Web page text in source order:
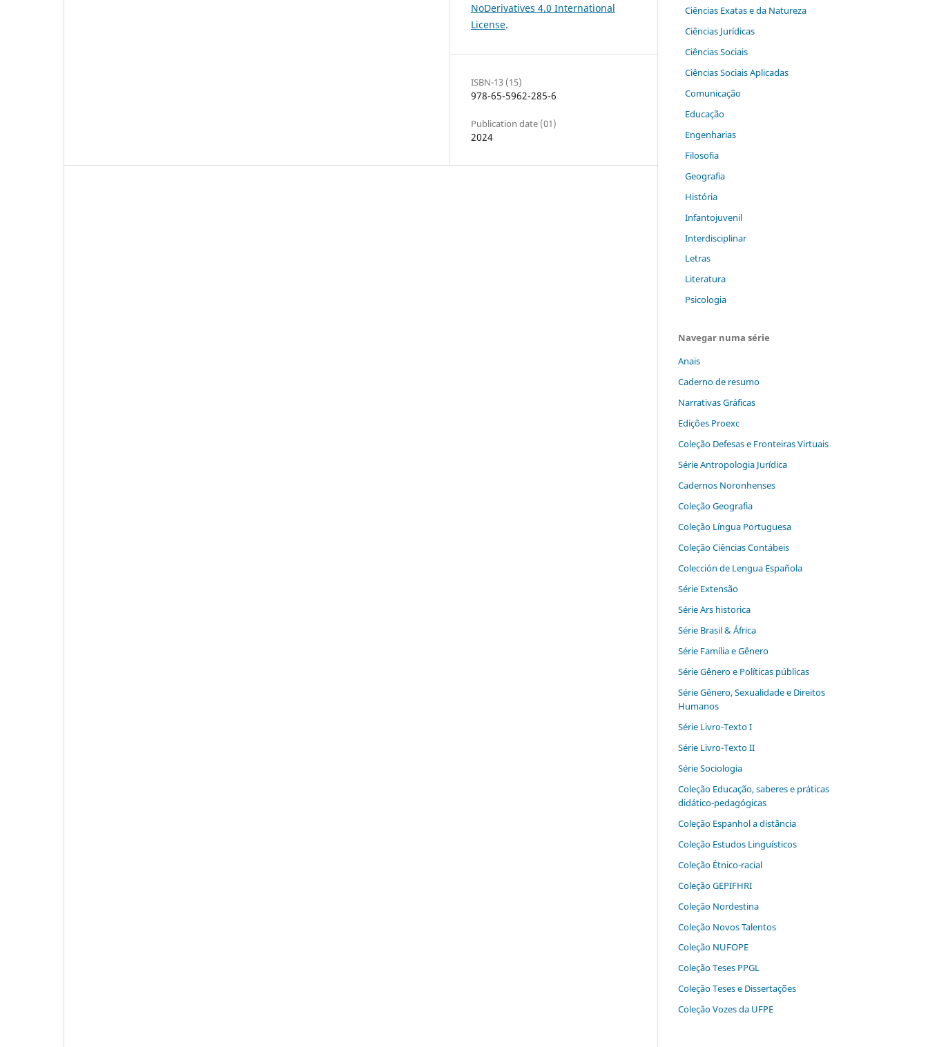
NoDerivatives 4.0 International
License.
ISBN-13 (15)
978-65-5962-285-6
Publication date (01)
2024
Ciências Exatas e da Natureza
Ciências Jurídicas
Ciências Sociais
Ciências Sociais Aplicadas
Comunicação
Educação
Engenharias
Filosofia
Geografia
História
Infantojuvenil
Interdisciplinar
Letras
Literatura
Psicologia
Navegar numa série
Anais
Caderno de resumo
Narrativas Gráficas
Edições Proexc
Coleção Defesas e Fronteiras Virtuais
Série Antropologia Jurídica
Cadernos Noronhenses
Coleção Geografia
Coleção Língua Portuguesa
Coleção Ciências Contábeis
Colección de Lengua Española
Série Extensão
Série Ars historica
Série Brasil & África
Série Família e Gênero
Série Gênero e Políticas públicas
Série Gênero, Sexualidade e Direitos
Humanos
Série Livro-Texto I
Série Livro-Texto II
Série Sociologia
Coleção Educação, saberes e práticas
didático-pedagógicas
Coleção Espanhol a distˆância
Coleção Estudos Linguísticos
Coleção Étnico-racial
Coleção GEPIFHRI
Coleção Nordestina
Coleção Novos Talentos
Coleção NUFOPE
Coleção Teses PPGL
Coleção Teses e Dissertaç˜ões
Coleção Vozes da UFPE